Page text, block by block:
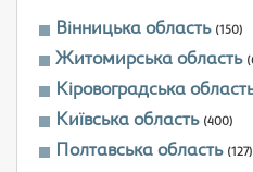
Вінницька область (150)
Житомирська область
Кіровоградська
Київська область (400)
Полтавська область (127)